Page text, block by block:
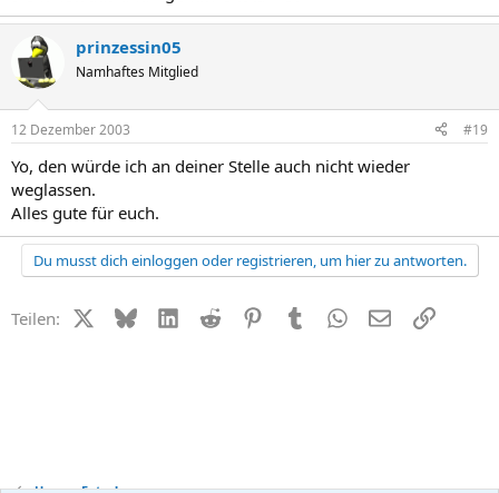
prinzessin05
Namhaftes Mitglied
12 Dezember 2003 #19
Yo, den würde ich an deiner Stelle auch nicht wieder
weglassen.
Alles gute für euch.
Du musst dich einloggen oder registrieren, um hier zu antworten.
Teilen: X (Twitter)
BlueskyLinkedIn
Reddit PinterestTumblr WhatsApp
E-MailLink